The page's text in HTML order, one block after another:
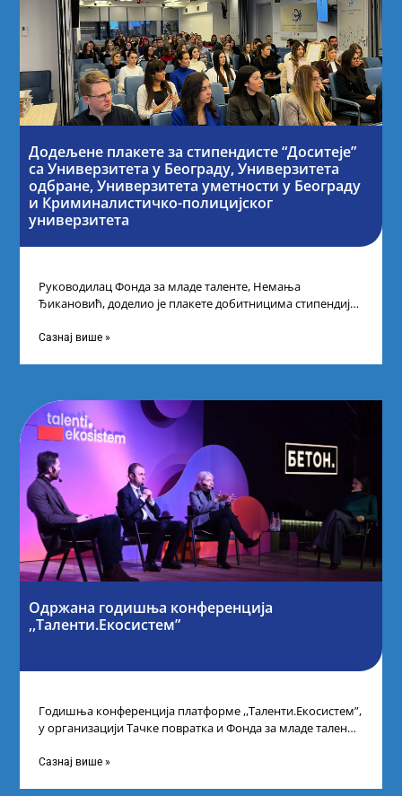
Додељене плакете за стипендисте “Доситеје”
са Универзитета у Београду, Универзитета
одбране, Универзитета уметности у Београду
и Криминалистичко-полицијског
универзитета
Руководилац Фонда за младе таленте, Немања
Ђикановић, доделио је плакете добитницима стипендије
технолошком парку
Сазнај више »
Одржана годишња конференција
,,Таленти.Екосистем”
Годишња конференција платформе ,,Таленти.Екосистем”,
у организацији Тачке повратка и Фонда за младе таленте
Сазнај више »